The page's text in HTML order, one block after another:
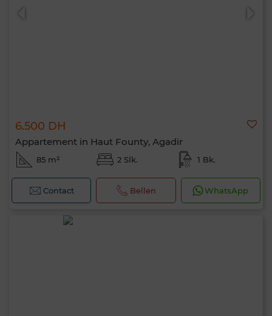
6.500 DH
Appartement in Haut Founty, Agadir
85 m² 2 Slk. 1 Bk.
Contact Bellen WhatsApp